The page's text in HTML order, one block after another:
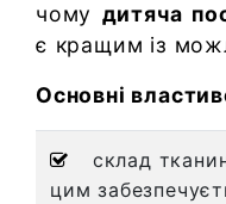
чому дитяча
є кращим із
Основні
склад
цим